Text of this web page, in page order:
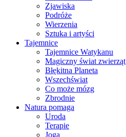
Zjawiska
Podróże
Wierzenia
Sztuka i artyści
Tajemnice
Tajemnice Watykanu
Magiczny świat zwierząt
Błękitna Planeta
Wszechświat
Co może mózg
Zbrodnie
Natura pomaga
Uroda
Terapie
Joga